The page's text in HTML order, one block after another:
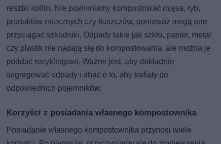
resztki roślin. Nie powinniśmy kompostować mięsa, ryb,
produktów mlecznych czy tłuszczów, ponieważ mogą one
przyciągać szkodniki. Odpady takie jak szkło, papier, metal
czy plastik nie nadają się do kompostowania, ale można je
poddać recyklingowi. Ważne jest, aby dokładnie
segregować odpady i dbać o to, aby trafiały do
odpowiednich pojemników.
Korzyści z posiadania własnego kompostownika
Posiadanie własnego kompostownika przynosi wiele